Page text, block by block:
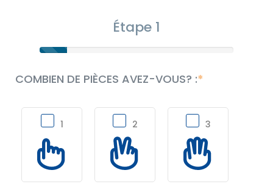
Étape 1
COMBIEN DE PIÈCES AVEZ-VOUS? :
1 2 3